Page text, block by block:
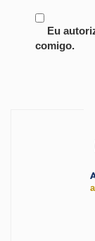
Eu
comigo.